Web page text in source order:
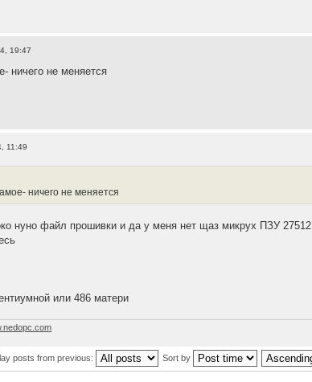
19:47
ничего не меняется
11:49
ничего не меняется
нуно файл прошивки и да у меня нет щаз микрух ПЗУ 27512
или 486 матери
posts from previous: Sort by